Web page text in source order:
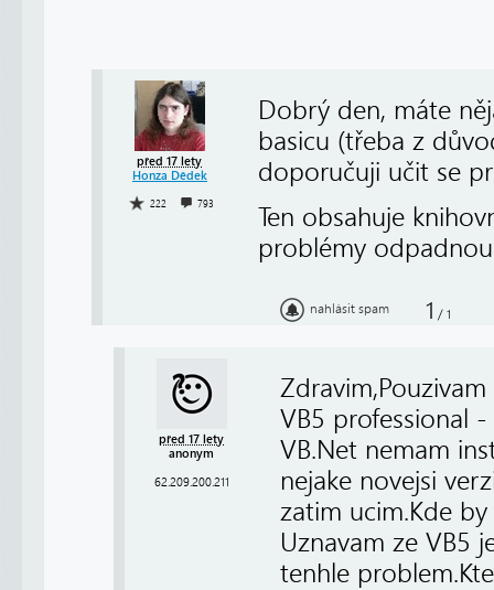
před 17 lety
Honza Dědek
222 793
Dobrý den, máte
basicu (třeba z
doporučuji učit se
Ten obsahuje
problémy
nahlásit spam 1 / 1
před 17 lety
anonym
62.209.200.211
VB5 professional
VB.Net nemam
nejake novejsi
zatim ucim.Kde
Uznavam ze VB5
tenhle